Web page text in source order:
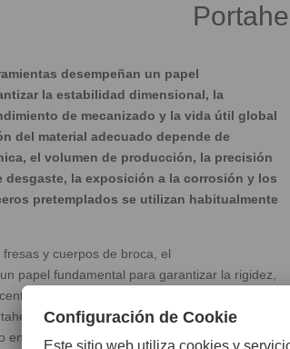
desempeñan un papel
la estabilidad dimensional, la
de mecanizado y la vida útil global
del material adecuado depende de
el volumen de producción, la precisión
desgaste, la exposición a la corrosión y los
pretemplados se utilizan habitualmente
y cuerpos de broca, el
papel fundamental para garantizar la rigidez,
y la reducción de las vibraciones.
para herramientas de corte
maquinabilidad, resistencia suficiente y